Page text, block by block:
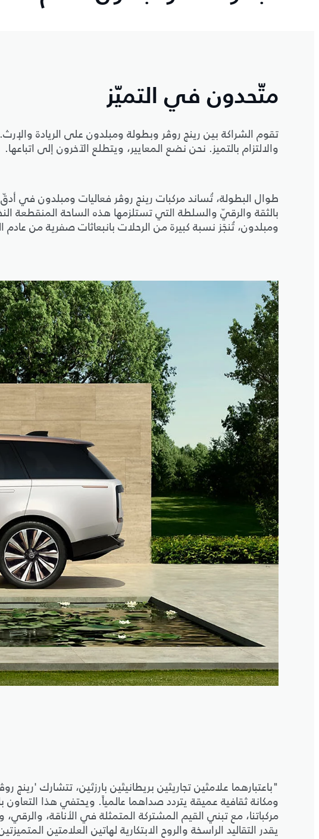
متّحدون في التميّز
تقوم الشراكة بين رينج روڤر وبطولة ومبلدون على الريادة
والالتزام بالتميز. نحن نضع المعايير، ويتطلع الآخرون إلى اتباعها.
طوال البطولة، تُساند مركبات رينج روڤر فعاليات ومبلدون في أدقّ
بالثقة والرقيّ والسلطة التي تستلزمها هذه الساحة المنقطعة
ومبلدون، تُنجَز نسبة كبيرة من الرحلات بانبعاثات صفرية من عادم
"باعتبارهما علامتَين تجاريتَين بريطانيتَين بارزتَين، تتشارك 'رينج
ومكانة ثقافية عميقة يتردد صداهما عالمياً. ويحتفي هذا التعاون
مركباتنا، مع تبني القيم المشتركة المتمثلة في الأناقة،
يقدر التقاليد الراسخة والروح الابتكارية لهاتين العلامتين